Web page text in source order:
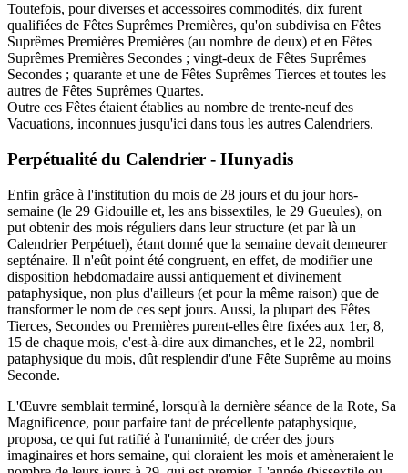
Toutefois, pour diverses et accessoires commodités, dix furent
qualifiées de Fêtes Suprêmes Premières, qu'on subdivisa en Fêtes
Suprêmes Premières Premières (au nombre de deux) et en Fêtes
Suprêmes Premières Secondes ; vingt-deux de Fêtes Suprêmes
Secondes ; quarante et une de Fêtes Suprêmes Tierces et toutes les
autres de Fêtes Suprêmes Quartes.
Outre ces Fêtes étaient établies au nombre de trente-neuf des
Vacuations, inconnues jusqu'ici dans tous les autres Calendriers.
Perpétualité du Calendrier - Hunyadis
Enfin grâce à l'institution du mois de 28 jours et du jour hors-
semaine (le 29 Gidouille et, les ans bissextiles, le 29 Gueules), on
put obtenir des mois réguliers dans leur structure (et par là un
Calendrier Perpétuel), étant donné que la semaine devait demeurer
septénaire. Il n'eût point été congruent, en effet, de modifier une
disposition hebdomadaire aussi antiquement et divinement
pataphysique, non plus d'ailleurs (et pour la même raison) que de
transformer le nom de ces sept jours. Aussi, la plupart des Fêtes
Tierces, Secondes ou Premières purent-elles être fixées aux 1er, 8,
15 de chaque mois, c'est-à-dire aux dimanches, et le 22, nombril
pataphysique du mois, dût resplendir d'une Fête Suprême au moins
Seconde.
L'Œuvre semblait terminé, lorsqu'à la dernière séance de la Rote, Sa
Magnificence, pour parfaire tant de précellente pataphysique,
proposa, ce qui fut ratifié à l'unanimité, de créer des jours
imaginaires et hors semaine, qui cloraient les mois et amèneraient le